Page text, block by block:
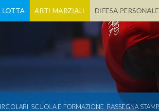
LOTTA ARTI MARZIALI DIFESA
SCUOLA E FORMAZIONE RASSEGNA